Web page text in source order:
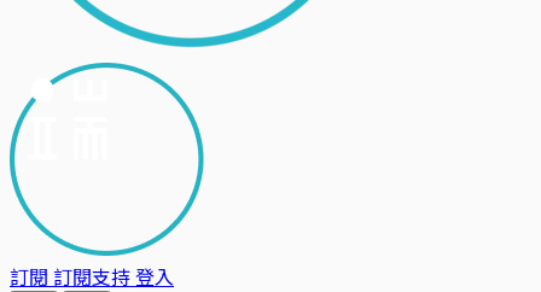
訂閱 訂閱支持登入